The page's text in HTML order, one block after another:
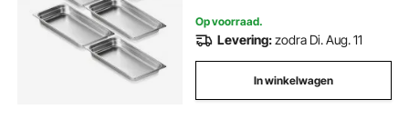
horeca, voor industrie en
wetenschap
Op voorraad.
Levering:zodra Di. Aug. 11
In winkelwagen